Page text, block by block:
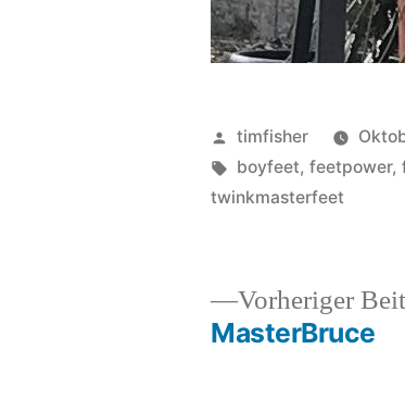
Veröffentlicht
von
timfisher
Schlagwörter:
boyfeet,feetpower,
twinkmasterfeet
Vorheriger
MasterBruce